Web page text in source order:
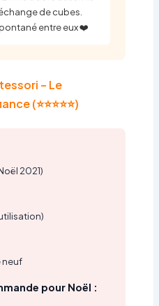
de cubes.
entre eux ❤️
– Le
(⭐⭐⭐⭐⭐)
2021)
neuf
pour Noël :